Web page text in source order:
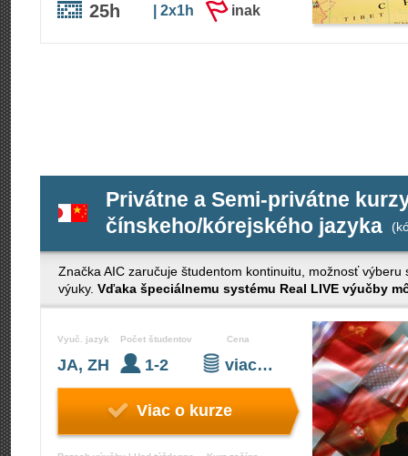
25h | 2x1h inak
Privátne a Semi-privátne
čínskeho/kórejského jazyka
Značka AIC zaručuje študentom kontinuitu, možnosť
výuky. Vďaka špeciálnemu systému Real LIVE výučby
Vyuč. jazyk
JA, ZH
Počet študentov
1-2
Cena
viac…
Viac o kurze